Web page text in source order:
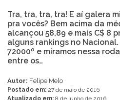
Tra, tra, tra, tra! E aí galera
pra vocês? Bem acima da
alcançou 58,89 e mais C$ 8
alguns rankings no
72000º e miramos nessa
entre os…
Autor: Felipe Melo
Postado em: 27 de maio de 2016